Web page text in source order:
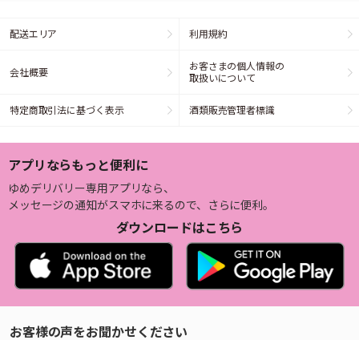
配送エリア 利用規約
会社概要
お客さまの個人情報の
取扱いについて
特定商取引法に基づく表示 酒類販売管理者標識
アプリならもっと便利に
ゆめデリバリー専用アプリなら、
メッセージの通知がスマホに来るので、さらに便利。
ダウンロードはこちら
お客様の声をお聞かせください